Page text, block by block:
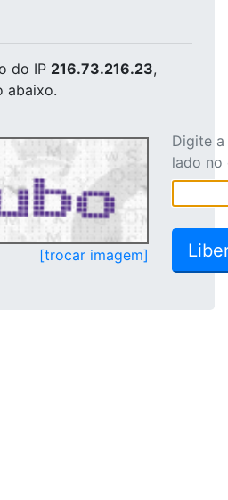
do IP 216.73.216.23,
abaixo.
[trocar imagem]
Digite
lado no